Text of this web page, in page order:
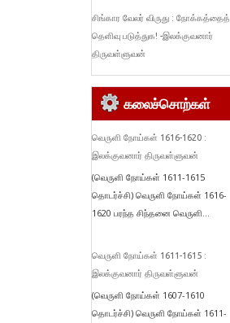
சிங்கார வேலர் விருது : நோக்கத்தைத்
தெளிவு படுத்துக! -இலக்குவனார்
திருவள்ளுவன்
கலைச்சொற்கள்
வெருளி நோய்கள் 1616-1620 :
இலக்குவனார் திருவள்ளுவன்
(வெருளி நோய்கள் 1611-1615
தொடர்ச்சி) வெருளி நோய்கள் 1616-
1620 பரந்த சிந்தனை வெருளி...
வெருளி நோய்கள் 1611-1615 :
இலக்குவனார் திருவள்ளுவன்
(வெருளி நோய்கள் 1607-1610
தொடர்ச்சி) வெருளி நோய்கள் 1611-